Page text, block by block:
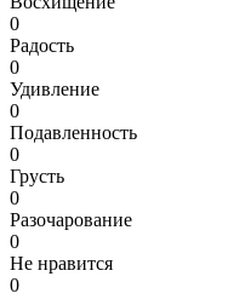
0
Радость
0
Удивление
0
Подавленность
0
Грусть
0
Разочарование
0
Не нравится
0